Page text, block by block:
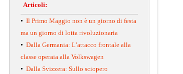
Articoli:
• Il Primo Maggio non è un giorno di festa
ma un giorno di lotta rivoluzionaria
• Dalla Germania: L’attacco frontale alla
classe operaia alla Volkswagen
• Dalla Svizzera: Sullo sciopero